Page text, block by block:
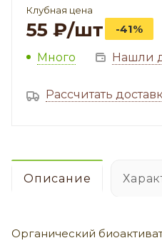
Клубная цена
55 ₽/шт -41%
Много Нашли
Рассчитать
Описание
Органический